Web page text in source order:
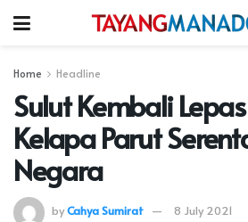
Home Headline
Sulut Kembali
Kelapa Parut
Negara
byCahya Sumirat 8 July 2021